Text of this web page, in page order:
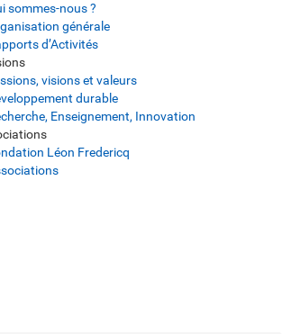
sommes-nous ?
générale
d’Activités
visions et valeurs
durable
Enseignement, Innovation
Léon Fredericq